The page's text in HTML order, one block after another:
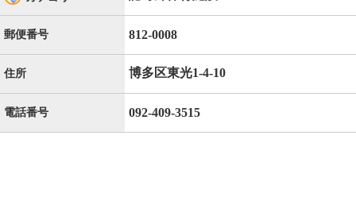
郵便番号 812-0008
住所 博多区東光1-4-10
電話番号 092-409-3515